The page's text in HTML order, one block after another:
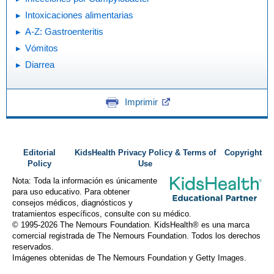
Intoxicaciones alimentarias
A-Z: Gastroenteritis
Vómitos
Diarrea
Imprimir
Editorial
Policy
KidsHealth Privacy Policy & Terms of
Use
Copyright
Nota: Toda la información es únicamente
para uso educativo. Para obtener
consejos médicos, diagnósticos y
tratamientos específicos, consulte con su médico.
© 1995-2026 The Nemours Foundation. KidsHealth® es una marca
comercial registrada de The Nemours Foundation. Todos los derechos
reservados.
Imágenes obtenidas de The Nemours Foundation y Getty Images.